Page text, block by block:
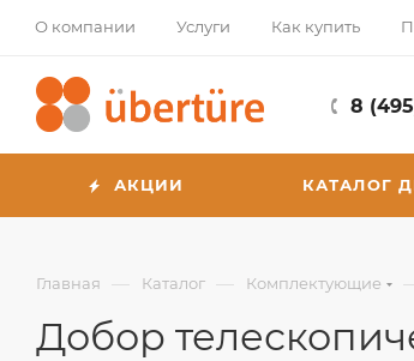
О компании Услуги Как купить
8
АКЦИИ КАТАЛОГ
Главная — Каталог — Комплектующие
Добор